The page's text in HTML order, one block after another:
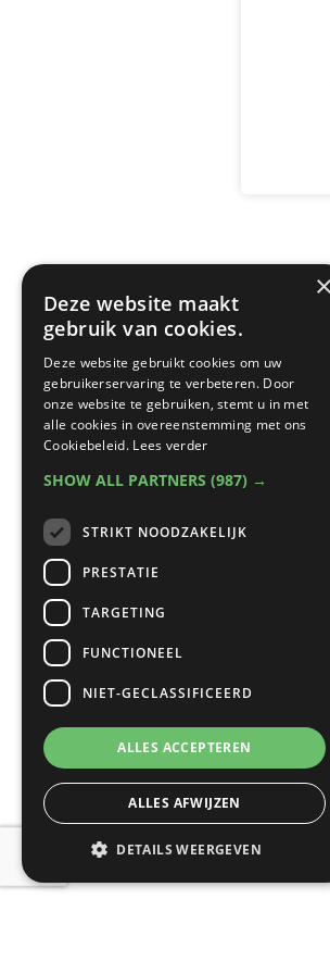
×
Deze website maakt
gebruik van cookies.
Deze website gebruikt cookies om uw
gebruikerservaring te verbeteren. Door
onze website te gebruiken, stemt u in met
alle cookies in overeenstemming met ons
Cookiebeleid. Lees verder
SHOW ALL PARTNERS (987) →
STRIKT NOODZAKELIJK
PRESTATIE
TARGETING
FUNCTIONEEL
NIET-GECLASSIFICEERD
ALLES ACCEPTEREN
ALLES AFWIJZEN
DETAILS WEERGEVEN